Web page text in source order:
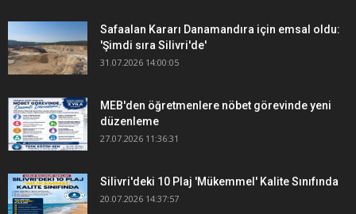
Safaalan Kararı Danamandıra için emsal oldu:
'Şimdi sıra Silivri'de'
31.07.2026 14:00:05
MEB'den öğretmenlere nöbet görevinde yeni
düzenleme
27.07.2026 11:36:31
Silivri'deki 10 Plaj 'Mükemmel' Kalite Sınıfında
20.07.2026 14:37:57